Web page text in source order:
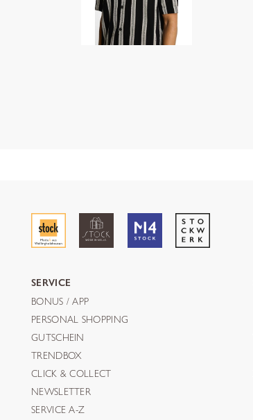
SERVICE
BONUS / APP
PERSONAL SHOPPING
GUTSCHEIN
TRENDBOX
CLICK & COLLECT
NEWSLETTER
SERVICE A-Z